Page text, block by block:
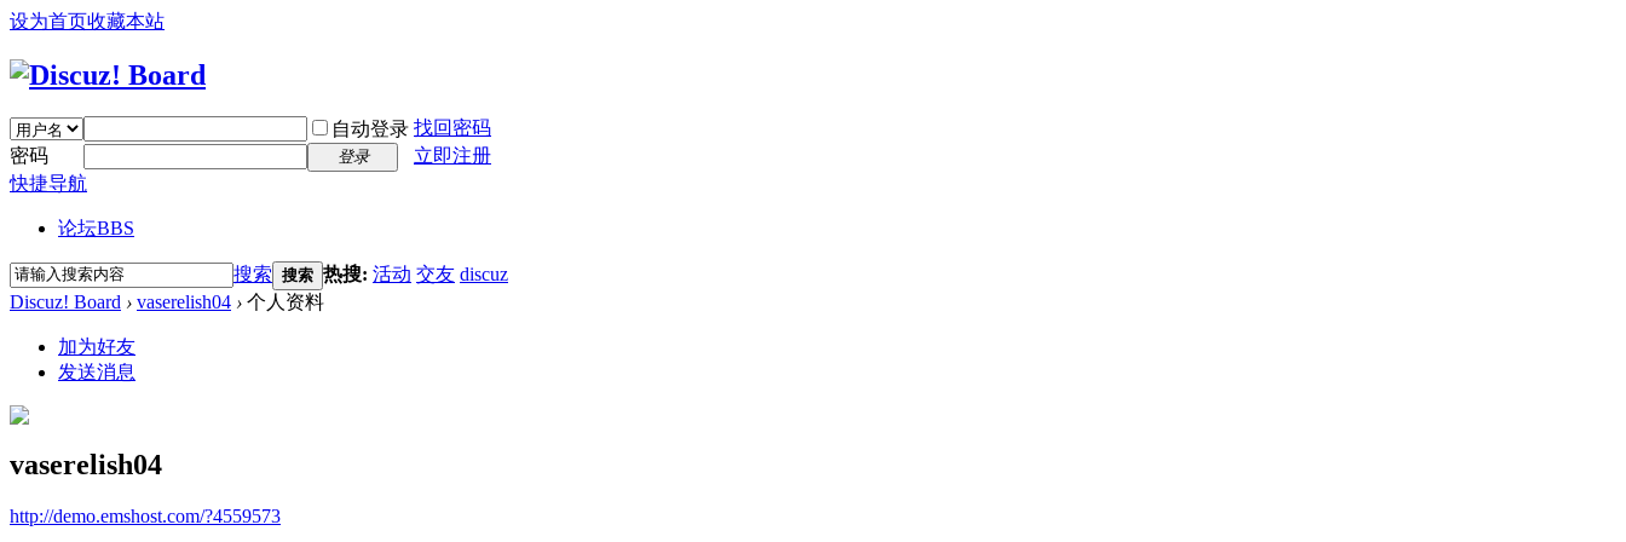
设为首页收藏本站
自动登录 找回密码
密码
登录
立即注册
快捷导航
论坛BBS
搜索 搜索 热搜: 活动 交友 discuz
Discuz! Board › vaserelish04 › 个人资料
加为好友
发送消息
vaserelish04
http://demo.emshost.com/?4559573